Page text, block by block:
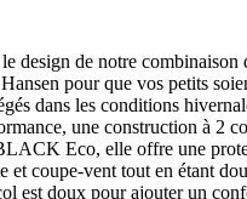
design de notre combinaison
pour que vos petits
dans les conditions
une construction à 2
Eco, elle offre une
et coupe-vent tout en étant
est doux pour ajouter un